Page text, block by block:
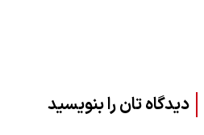
دیدگاه تان را بنویسید